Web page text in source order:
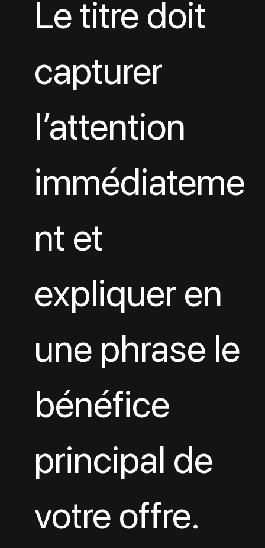
Le titre doit
capturer
l’attention
immédiateme
nt et
expliquer en
une phrase le
bénéfice
principal de
votre offre.